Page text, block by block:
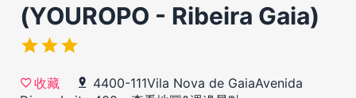
(YOUROPO - Ribeira Gaia)
收藏
4400-111Vila Nova de GaiaAvenida